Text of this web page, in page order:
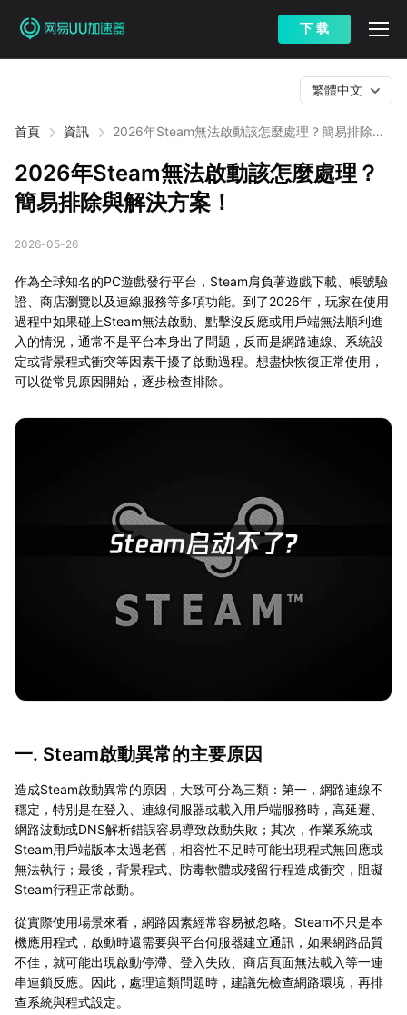
下 载
首頁 資訊
2026年Steam無法啟動該怎麼處理？簡易排除與
繁體中文
2026年Steam無法啟動該怎麼處理？
簡易排除與解決方案！
2026-05-26
作為全球知名的PC遊戲發行平台，Steam肩負著遊戲下載、帳號驗
證、商店瀏覽以及連線服務等多項功能。到了2026年，玩家在使用
過程中如果碰上Steam無法啟動、點擊沒反應或用戶端無法順利進
入的情況，通常不是平台本身出了問題，反而是網路連線、系統設
定或背景程式衝突等因素干擾了啟動過程。想盡快恢復正常使用，
可以從常見原因開始，逐步檢查排除。
一. Steam啟動異常的主要原因
造成Steam啟動異常的原因，大致可分為三類：第一，網路連線不
穩定，特別是在登入、連線伺服器或載入用戶端服務時，高延遲、
網路波動或DNS解析錯誤容易導致啟動失敗；其次，作業系統或
Steam用戶端版本太過老舊，相容性不足時可能出現程式無回應或
無法執行；最後，背景程式、防毒軟體或殘留行程造成衝突，阻礙
Steam行程正常啟動。
從實際使用場景來看，網路因素經常容易被忽略。Steam不只是本
機應用程式，啟動時還需要與平台伺服器建立通訊，如果網路品質
不佳，就可能出現啟動停滯、登入失敗、商店頁面無法載入等一連
串連鎖反應。因此，處理這類問題時，建議先檢查網路環境，再排
查系統與程式設定。